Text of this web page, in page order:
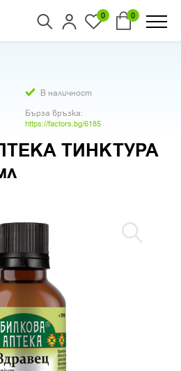
0 0
В наличност
Бърза връзка:
https://factors.bg/6185
ТИНКТУРА